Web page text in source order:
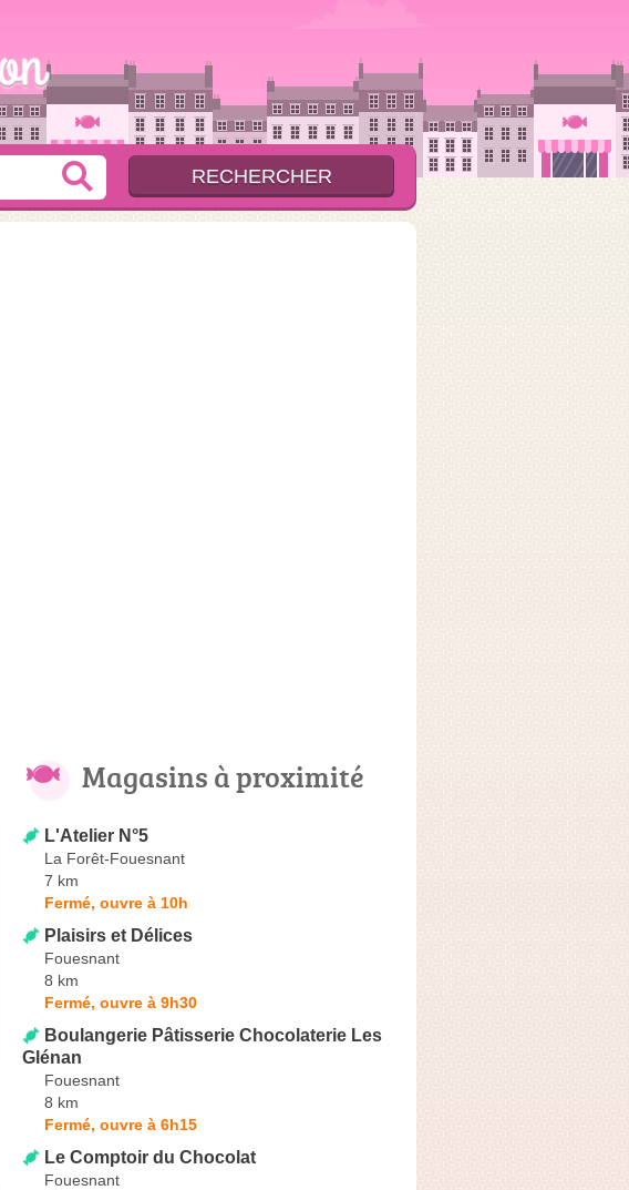
Magasins à proximité
L'Atelier N°5
La Forêt-Fouesnant
7 km
Fermé, ouvre à 10h
Plaisirs et Délices
Fouesnant
8 km
Fermé, ouvre à 9h30
Boulangerie Pâtisserie Chocolaterie Les
Glénan
Fouesnant
8 km
Fermé, ouvre à 6h15
Le Comptoir du Chocolat
Fouesnant